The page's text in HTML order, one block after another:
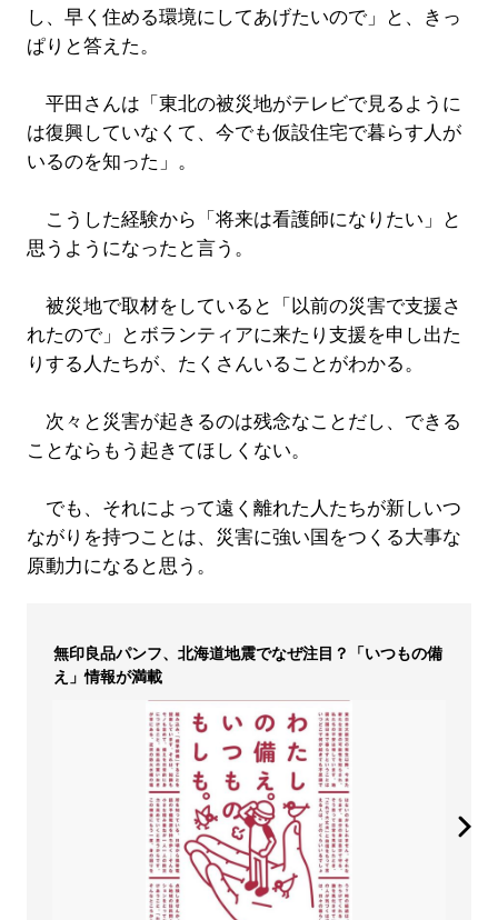
し、早く住める環境にしてあげたいので」と、きっ
ぱりと答えた。
平田さんは「東北の被災地がテレビで見るように
は復興していなくて、今でも仮設住宅で暮らす人が
いるのを知った」。
こうした経験から「将来は看護師になりたい」と
思うようになったと言う。
被災地で取材をしていると「以前の災害で支援さ
れたので」とボランティアに来たり支援を申し出た
りする人たちが、たくさんいることがわかる。
次々と災害が起きるのは残念なことだし、できる
ことならもう起きてほしくない。
でも、それによって遠く離れた人たちが新しいつ
ながりを持つことは、災害に強い国をつくる大事な
原動力になると思う。
無印良品パンフ、北海道地震でなぜ注目？「いつもの備
え」情報が満載